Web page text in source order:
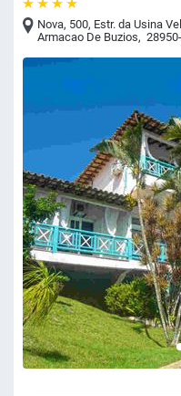
Nova, 500, Estr. da Usina
Armacao De Buzios,